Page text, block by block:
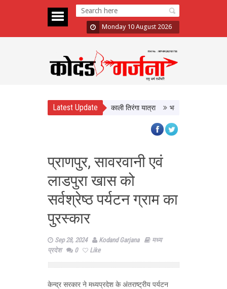
Monday 10 August 2026
Latest Update
का आगाज, CM Yadav ने निकाली तिरंगा यात्रा भद्रा के साये में सावन
प्राणपुर, सावरवानी एवं
लाडपुरा खास को
सर्वश्रेष्ठ पर्यटन ग्राम का
पुरस्कार
Sep 28, 2024 Kodand Garjana
मध्य
प्रदेश
0 Like
केन्द्र सरकार ने मध्यप्रदेश के अंतराष्ट्रीय पर्यटन